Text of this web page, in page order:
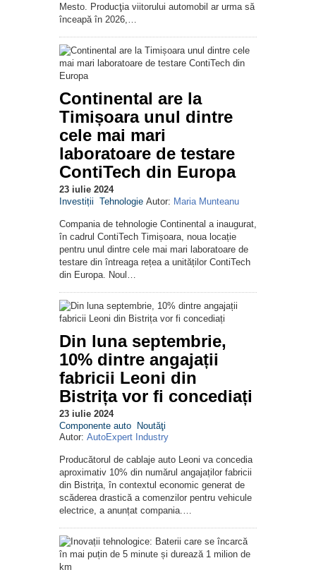
Mesto. Producţia viitorului automobil ar urma să
înceapă în 2026,…
Continental are la
Timișoara unul dintre
cele mai mari
laboratoare de testare
ContiTech din Europa
23 iulie 2024
Investiții Tehnologie Autor: Maria Munteanu
Compania de tehnologie Continental a inaugurat,
în cadrul ContiTech Timișoara, noua locație
pentru unul dintre cele mai mari laboratoare de
testare din întreaga rețea a unităților ContiTech
din Europa. Noul…
Din luna septembrie,
10% dintre angajații
fabricii Leoni din
Bistrița vor fi concediați
23 iulie 2024
Componente auto
Noutăţi
Autor: AutoExpert Industry
Producătorul de cablaje auto Leoni va concedia
aproximativ 10% din numărul angajaților fabricii
din Bistriţa, în contextul economic generat de
scăderea drastică a comenzilor pentru vehicule
electrice, a anunțat compania.…